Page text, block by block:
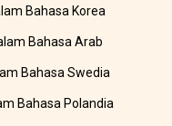
Bahasa Korea
Bahasa Arab
Bahasa Swedia
Bahasa Polandia